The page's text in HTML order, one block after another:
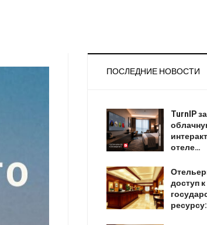
ПОСЛЕДНИЕ НОВОСТИ
TurnIP
отеле…
доступ к